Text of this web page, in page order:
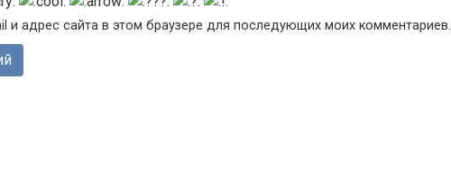
и адрес сайта в этом браузере для последующих моих комментариев.